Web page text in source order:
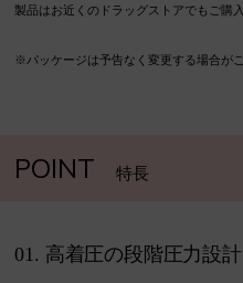
製品はお近くのドラッグストアでもご購
※パッケージは予告なく変更する場合が
POINT 特長
01. 高着圧の段階圧力設計